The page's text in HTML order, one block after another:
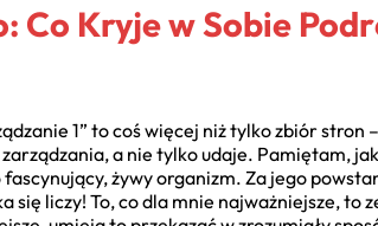
Co Kryje w Sobie
1” to coś więcej niż tylko zbiór
a nie tylko udaje. Pamiętam,
fascynujący, żywy organizm. Za jego
się liczy! To, co dla mnie najważniejsze, to